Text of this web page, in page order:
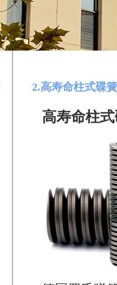
2.高寿命柱式碟簧
高寿命柱